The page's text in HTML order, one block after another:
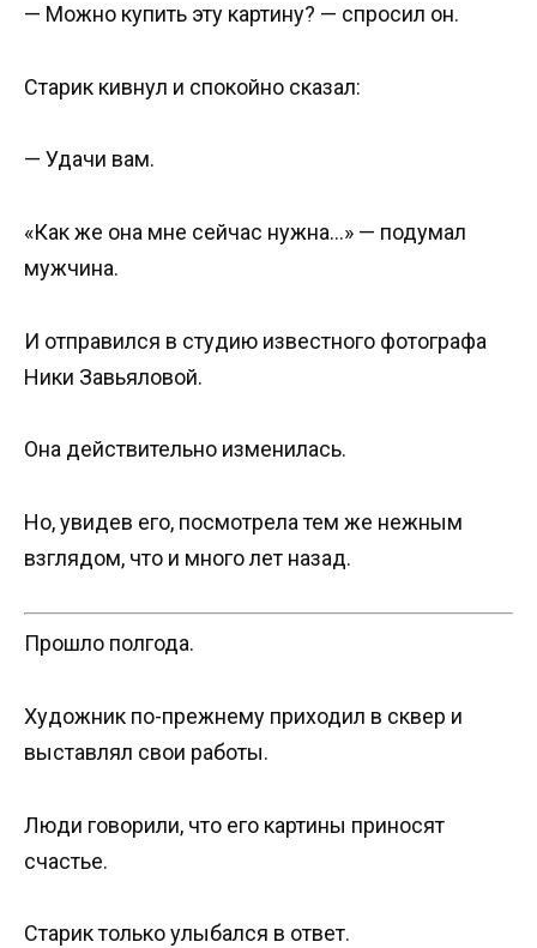
— Можно купить эту картину? — спросил он.
Старик кивнул и спокойно сказал:
— Удачи вам.
«Как же она мне сейчас нужна…» — подумал
мужчина.
И отправился в студию известного фотографа
Ники Завьяловой.
Она действительно изменилась.
Но, увидев его, посмотрела тем же нежным
взглядом, что и много лет назад.
Прошло полгода.
Художник по-прежнему приходил в сквер и
выставлял свои работы.
Люди говорили, что его картины приносят
счастье.
Старик только улыбался в ответ.